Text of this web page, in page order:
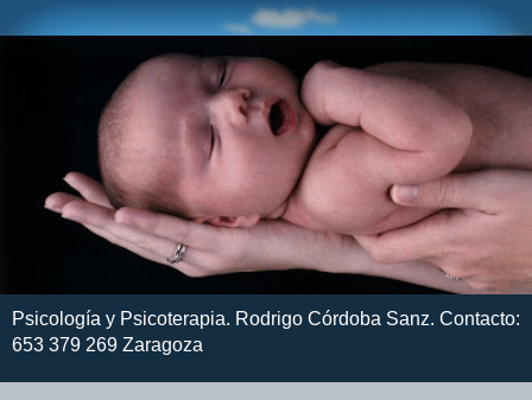
Psicología y Psicoterapia. Rodrigo Córdoba Sanz. Contacto:
653 379 269 Zaragoza